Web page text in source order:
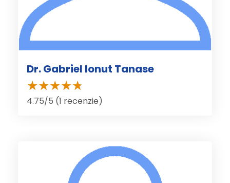
Dr. Gabriel Ionut Tanase
4.75/5 (1 recenzie)